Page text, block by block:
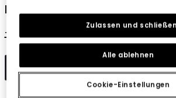
Mädchen T-Shirt aus grüner
19,95 € 9,95 €
In den
Cookie-Einstellungen
Alle ablehnen
Zulassen und schließen